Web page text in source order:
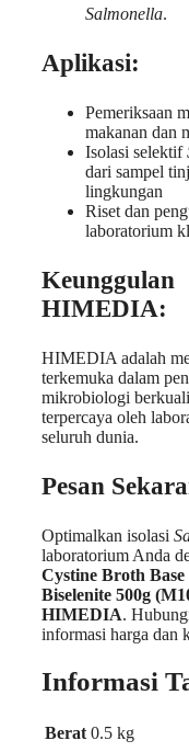
Salmonella.
Aplikasi:
Pemeriksaan
makanan dan
Isolasi selektif
dari sampel
lingkungan
Riset dan
laboratorium
Keunggulan
HIMEDIA:
HIMEDIA adalah
terkemuka dalam
mikrobiologi
terpercaya oleh
seluruh dunia.
Pesan
Optimalkan isolasi
laboratorium Anda
Cystine Broth
Biselenite 500g
HIMEDIA.
informasi harga dan
Informasi
Berat 0.5 kg